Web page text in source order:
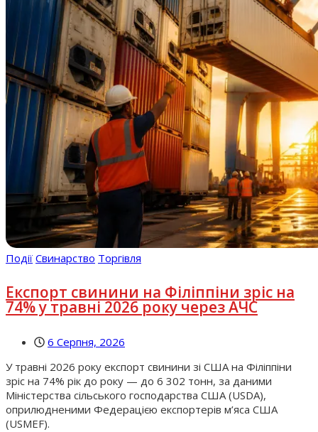
Події Свинарство Торгівля
Експорт свинини на Філіппіни зріс на
74% у травні 2026 року через АЧС
6 Серпня, 2026
У травні 2026 року експорт свинини зі США на Філіппіни
зріс на 74% рік до року — до 6 302 тонн, за даними
Міністерства сільського господарства США (USDA),
оприлюдненими Федерацією експортерів м’яса США
(USMEF).